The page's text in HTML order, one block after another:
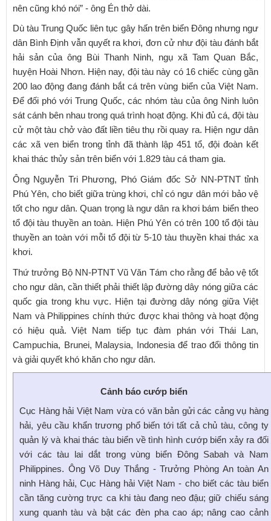
nên cũng khó nói” - ông Én thở dài.
Dù tàu Trung Quốc liên tục gây hấn trên biển Đông nhưng ngư
dân Bình Định vẫn quyết ra khơi, đơn cử như đội tàu đánh bắt
hải sản của ông Bùi Thanh Ninh, ngụ xã Tam Quan Bắc,
huyện Hoài Nhơn. Hiện nay, đội tàu này có 16 chiếc cùng gần
200 lao động đang đánh bắt cá trên vùng biển của Việt Nam.
Để đối phó với Trung Quốc, các nhóm tàu của ông Ninh luôn
sát cánh bên nhau trong quá trình hoạt động. Khi đủ cá, đội tàu
cử một tàu chở vào đất liền tiêu thụ rồi quay ra. Hiện ngư dân
các xã ven biển trong tỉnh đã thành lập 451 tổ, đội đoàn kết
khai thác thủy sản trên biển với 1.829 tàu cá tham gia.
Ông Nguyễn Tri Phương, Phó Giám đốc Sở NN-PTNT tỉnh
Phú Yên, cho biết giữa trùng khơi, chỉ có ngư dân mới bảo vệ
tốt cho ngư dân. Quan trọng là ngư dân ra khơi bám biển theo
tổ đội tàu thuyền an toàn. Hiện Phú Yên có trên 100 tổ đội tàu
thuyền an toàn với mỗi tổ đội từ 5-10 tàu thuyền khai thác xa
khơi.
Thứ trưởng Bộ NN-PTNT Vũ Văn Tám cho rằng để bảo vệ tốt
cho ngư dân, cần thiết phải thiết lập đường dây nóng giữa các
quốc gia trong khu vực. Hiện tại đường dây nóng giữa Việt
Nam và Philippines chính thức được khai thông và hoạt động
có hiệu quả. Việt Nam tiếp tục đàm phán với Thái Lan,
Campuchia, Brunei, Malaysia, Indonesia để trao đổi thông tin
và giải quyết khó khăn cho ngư dân.
Cảnh báo cướp biển
Cục Hàng hải Việt Nam vừa có văn bản gửi các cảng vụ hàng
hải, yêu cầu khẩn trương phổ biến tới tất cả chủ tàu, công ty
quản lý và khai thác tàu biển về tình hình cướp biển xảy ra đối
với các tàu lai dắt trong vùng biển Đông Sabah và Nam
Philippines. Ông Võ Duy Thắng - Trưởng Phòng An toàn An
ninh Hàng hải, Cục Hàng hải Việt Nam - cho biết các tàu biển
cần tăng cường trực ca khi tàu đang neo đậu; giữ chiếu sáng
xung quanh tàu và bật các đèn pha cao áp; nâng cao cảnh